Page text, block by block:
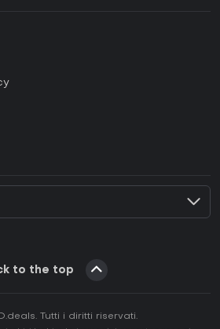
CD Key?
Games CD Key?
CD Key?
Connect CD Key?
to the top
Tutti i diritti riservati.